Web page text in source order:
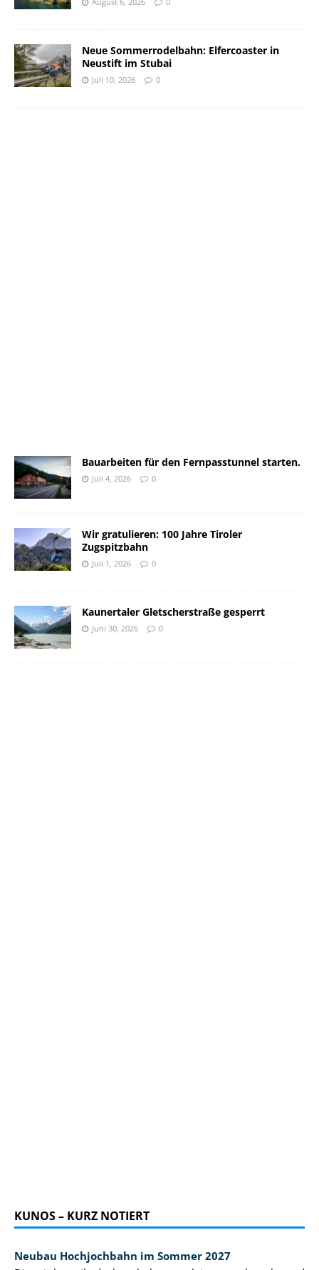
Neue Sommerrodelbahn: Elfercoaster in
Neustift im Stubai
Juli 10, 2026 0
Bauarbeiten für den Fernpasstunnel starten.
Juli 4, 2026 0
Wir gratulieren: 100 Jahre Tiroler
Zugspitzbahn
Juli 1, 2026 0
Kaunertaler Gletscherstraße gesperrt
Juni 30, 2026 0
KUNOS – KURZ NOTIERT
Neubau Hochjochbahn im Sommer 2027